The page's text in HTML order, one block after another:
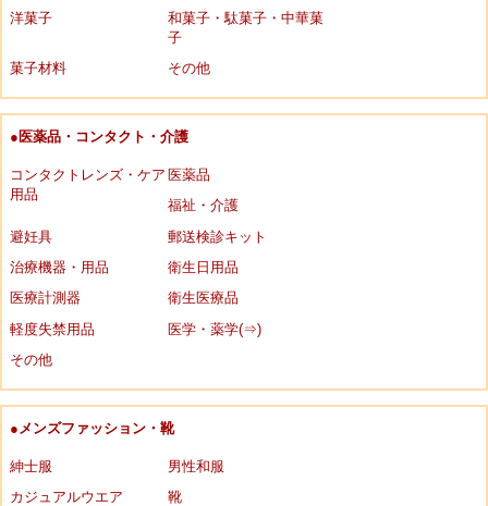
洋菓子
和菓子・駄菓子・中華菓
子
菓子材料
その他
●医薬品・コンタクト・介護
コンタクトレンズ・ケア
用品
医薬品
福祉・介護
避妊具
郵送検診キット
治療機器・用品
衛生日用品
医療計測器
衛生医療品
軽度失禁用品
医学・薬学(⇒)
その他
●メンズファッション・靴
紳士服
男性和服
カジュアルウエア
靴